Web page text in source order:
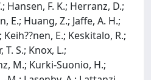
Hansen, F. K.; Herranz, D.;
E.; Huang, Z.; Jaffe, A. H.;
Keih??nen, E.; Keskitalo, R.;
T. S.; Knox, L.;
M.; Kurki-Suonio, H.;